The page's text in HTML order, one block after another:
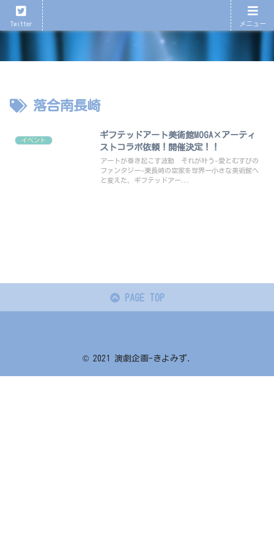
落合南長崎
イベント
ギフテッドアート美術館MOGA×アーティ
ストコラボ依頼！開催決定！！
アートが巻き起こす波動 それが叶う−愛とむすびの
ファンタジー–東長崎の空家を世界一小さな美術館へ
と変えた、ギフテッドアー...
PAGE TOP
© 2021 演劇企画-きよみず.
Twitter メニュー